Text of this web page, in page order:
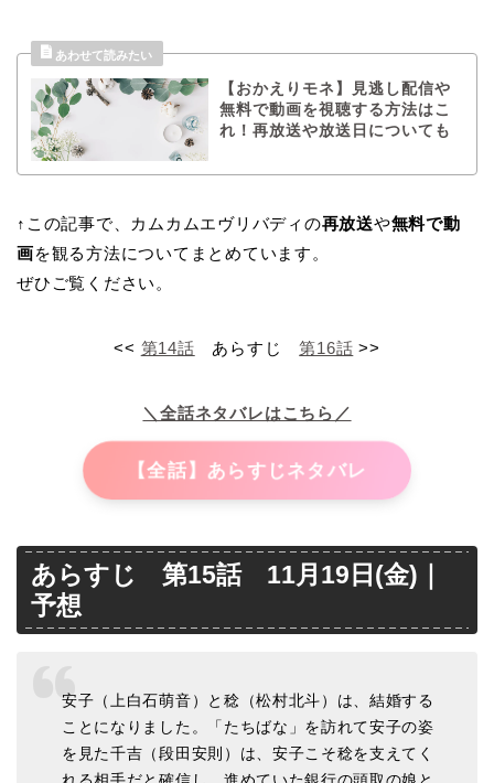
【おかえりモネ】見逃し配信や
無料で動画を視聴する方法はこ
れ！再放送や放送日についても
↑この記事で、カムカムエヴリバディの再放送や無料で動
画を観る方法についてまとめています。
ぜひご覧ください。
<< 第14話 あらすじ第16話 >>
＼全話ネタバレはこちら／
【全話】あらすじネタバレ
あらすじ 第15話 11月19日(金)｜
予想
安子（上白石萌音）と稔（松村北斗）は、結婚する
ことになりました。「たちばな」を訪れて安子の姿
を見た千吉（段田安則）は、安子こそ稔を支えてく